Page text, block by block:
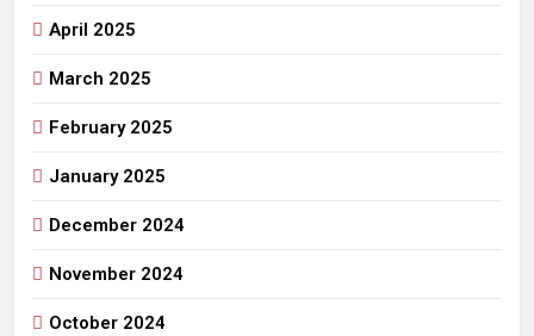
April 2025
March 2025
February 2025
January 2025
December 2024
November 2024
October 2024